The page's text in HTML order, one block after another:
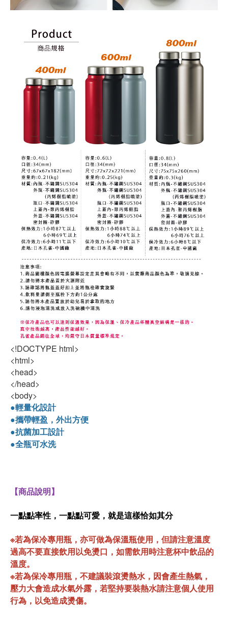
<!DOCTYPE html>
<html>
<head>
</head>
<body>
●輕量化設計
●攜帶輕盈，外出方便
●抗菌加工設計
●全瓶可水洗
【商品說明】
一點點率性，一點點可愛，就是這樣恰如其分
※若為保冷專用瓶，亦可做為保溫瓶使用，但請注意溫度
過高不要直接飲用以免燙口，如需飲用時注意杯中飲品的
溫度。
※若為保冷專用瓶，不建議裝滾燙熱水，因會產生熱氣，
壓力大會造成水氣外露，若堅持要裝熱水請注意個人使用
行為，以免造成燙傷。